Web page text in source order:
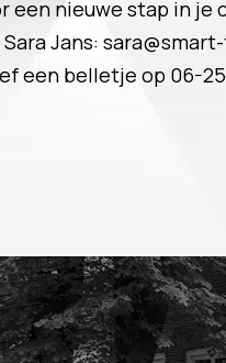
een nieuwe stap in je
Jans:
een belletje op 06-25